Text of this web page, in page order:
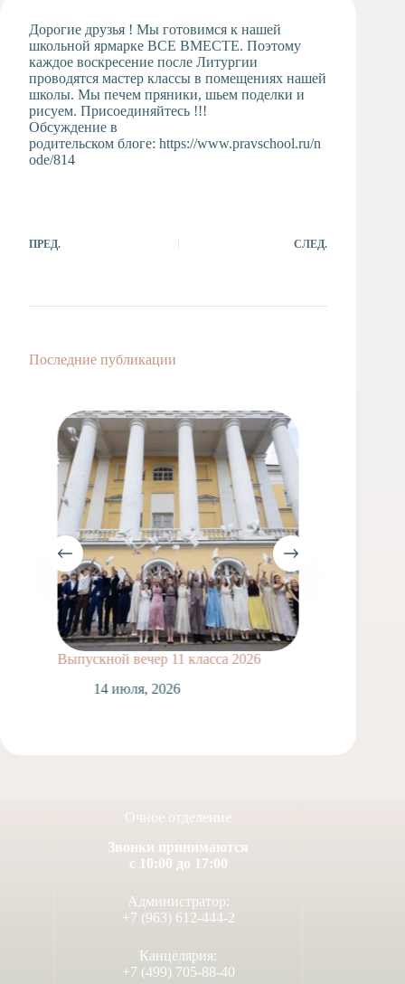
студия
Музыкальное
отделение
Психологическая
Служба
Тьюторская
Дорогие друзья ! Мы готовимся к нашей
школьной ярмарке ВСЕ ВМЕСТЕ. Поэтому
каждое воскресение после Литургии
проводятся мастер классы в помещениях нашей
школы. Мы печем пряники, шьем поделки и
рисуем. Присоединяйтесь !!!
Обсуждение в
родительском блоге: https://www.pravschool.ru/n
ode/814
ПРЕД. СЛЕД.
Последние публикации
Выпускной вечер 11 класса 2026
14 июля, 2026
Очное отделение
Звонки принимаются
с 10:00 до 17:00
Администратор:
+7 (963) 612-444-2
Канцелярия:
+7 (499) 705-88-40